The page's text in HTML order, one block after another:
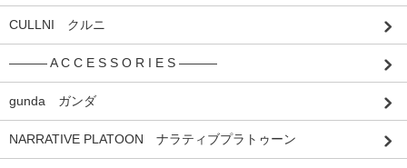
CULLNI クルニ
――― A C C E S S O R I E S ―――
gunda ガンダ
NARRATIVE PLATOON ナラティブプラトゥーン